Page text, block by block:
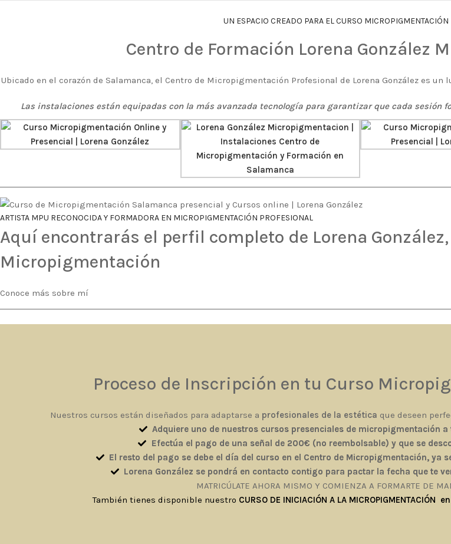
UN ESPACIO CREADO PARA EL CURSO
Centro de Formación Lorena González
Ubicado en el corazón de Salamanca, el Centro de Micropigmentación Profesional de Lorena González es
Las instalaciones están equipadas con la más avanzada tecnología para garantizar que cada sesión
ARTISTA MPU RECONOCIDA Y FORMADORA EN MICROPIGMENTACIÓN PROFESIONAL
Aquí encontrarás el perfil completo de Lorena
Micropigmentación
Conoce más sobre mí
Proceso de Inscripción en tu Curso
Nuestros cursos están diseñados para adaptarse a profesionales de la estética que deseen
Adquiere uno de nuestros cursos presenciales de micropigmentación
Efectúa el pago de una señal de 200€ (no reembolsable) y que se
El resto del pago se debe el día del curso en el Centro de Micropigmentación, ya
Lorena González se pondrá en contacto contigo para pactar la fecha que te
MATRICÚLATE AHORA MISMO Y COMIENZA A FORMARTE DE
También tienes disponible nuestro CURSO DE INICIACIÓN A LA MICROPIGMENTACIÓN